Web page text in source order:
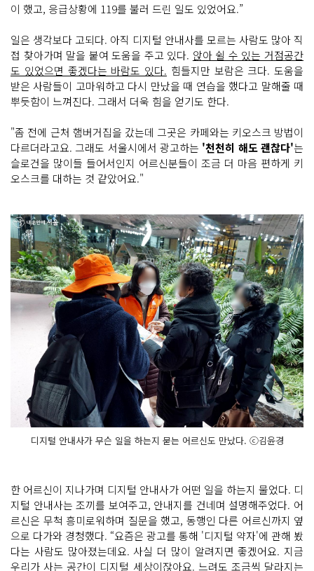
이 했고, 응급상황에 119를 불러 드린 일도 있었어요.”
일은 생각보다 고되다. 아직 디지털 안내사를 모르는 사람도 많아 직
접 찾아가며 말을 붙여 도움을 주고 있다. 앉아 쉴 수 있는 거점공간
도 있었으면 좋겠다는 바람도 있다. 힘들지만 보람은 크다. 도움을
받은 사람들이 고마워하고 다시 만났을 때 연습을 했다고 말해줄 때
뿌듯함이 느껴진다. 그래서 더욱 힘을 얻기도 한다.
"좀 전에 근처 햄버거집을 갔는데 그곳은 카페와는 키오스크 방법이
다르더라고요. 그래도 서울시에서 광고하는 '천천히 해도 괜찮다'는
슬로건을 많이들 들어서인지 어르신분들이 조금 더 마음 편하게 키
오스크를 대하는 것 같았어요."
디지털 안내사가 무슨 일을 하는지 묻는 어르신도 만났다. ⓒ김윤경
한 어르신이 지나가며 디지털 안내사가 어떤 일을 하는지 물었다. 디
지털 안내사는 조끼를 보여주고, 안내지를 건네며 설명해주었다. 어
르신은 무척 흥미로워하며 질문을 했고, 동행인 다른 어르신까지 옆
으로 다가와 경청했다. “요즘은 광고를 통해 '디지털 약자'에 관해 봤
다는 사람도 많아졌는데요. 사실 더 많이 알려지면 좋겠어요. 지금
우리가 사는 공간이 디지털 세상이잖아요. 느려도 조금씩 달라지는